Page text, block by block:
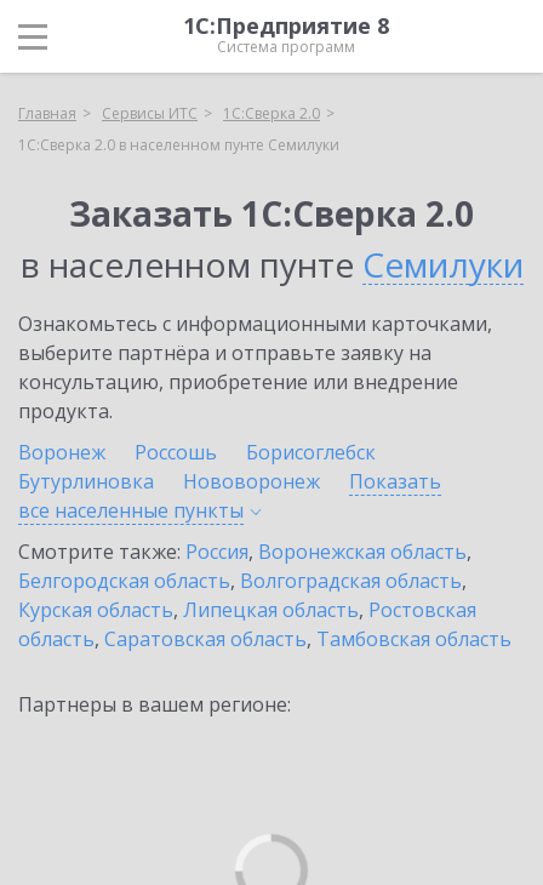
1С:Предприятие 8
Система программ
Главная Сервисы ИТС
1С:Сверка 2.0
1С:Сверка 2.0 в населенном пунте Семилуки
Заказать 1С:Сверка 2.0
в населенном пунте Семилуки
Ознакомьтесь с информационными карточками,
выберите партнёра и отправьте заявку на
консультацию, приобретение или внедрение
продукта.
Воронеж
Россошь
Борисоглебск
Бутурлиновка
Нововоронеж
Показать
все населенные пункты
Смотрите также: Россия, Воронежская область,
Белгородская область, Волгоградская область,
Курская область, Липецкая область, Ростовская
область, Саратовская область, Тамбовская область
Партнеры в вашем регионе: